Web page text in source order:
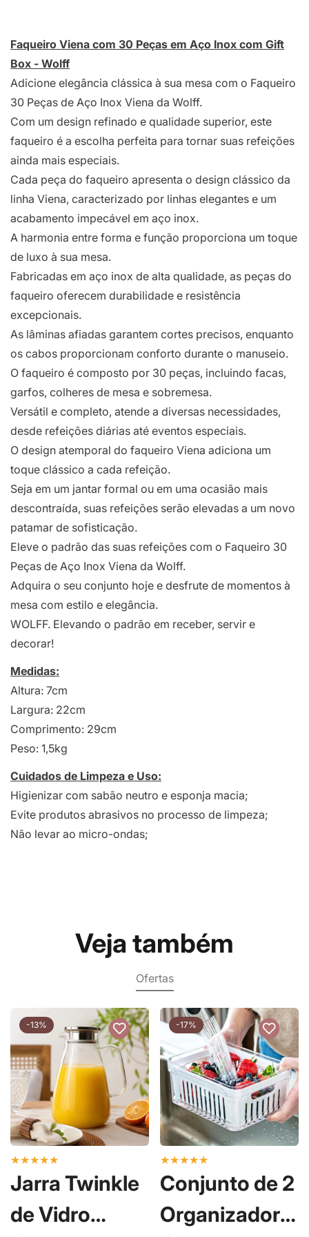
Faqueiro Viena com 30 Peças em Aço Inox com Gift
Box - Wolff
Adicione elegância clássica à sua mesa com o Faqueiro
30 Peças de Aço Inox Viena da Wolff.
Com um design refinado e qualidade superior, este
faqueiro é a escolha perfeita para tornar suas refeições
ainda mais especiais.
Cada peça do faqueiro apresenta o design clássico da
linha Viena, caracterizado por linhas elegantes e um
acabamento impecável em aço inox.
A harmonia entre forma e função proporciona um toque
de luxo à sua mesa.
Fabricadas em aço inox de alta qualidade, as peças do
faqueiro oferecem durabilidade e resistência
excepcionais.
As lâminas afiadas garantem cortes precisos, enquanto
os cabos proporcionam conforto durante o manuseio.
O faqueiro é composto por 30 peças, incluindo facas,
garfos, colheres de mesa e sobremesa.
Versátil e completo, atende a diversas necessidades,
desde refeições diárias até eventos especiais.
O design atemporal do faqueiro Viena adiciona um
toque clássico a cada refeição.
Seja em um jantar formal ou em uma ocasião mais
descontraída, suas refeições serão elevadas a um novo
patamar de sofisticação.
Eleve o padrão das suas refeições com o Faqueiro 30
Peças de Aço Inox Viena da Wolff.
Adquira o seu conjunto hoje e desfrute de momentos à
mesa com estilo e elegância.
WOLFF. Elevando o padrão em receber, servir e
decorar!
Medidas:
Altura: 7cm
Largura: 22cm
Comprimento: 29cm
Peso: 1,5kg
Cuidados de Limpeza e Uso:
Higienizar com sabão neutro e esponja macia;
Evite produtos abrasivos no processo de limpeza;
Não levar ao micro-ondas;
Veja também
Ofertas
-13%
★★★★★
Jarra Twinkle
de Vidro
-17%
★★★★★
Conjunto de 2
Organizadores